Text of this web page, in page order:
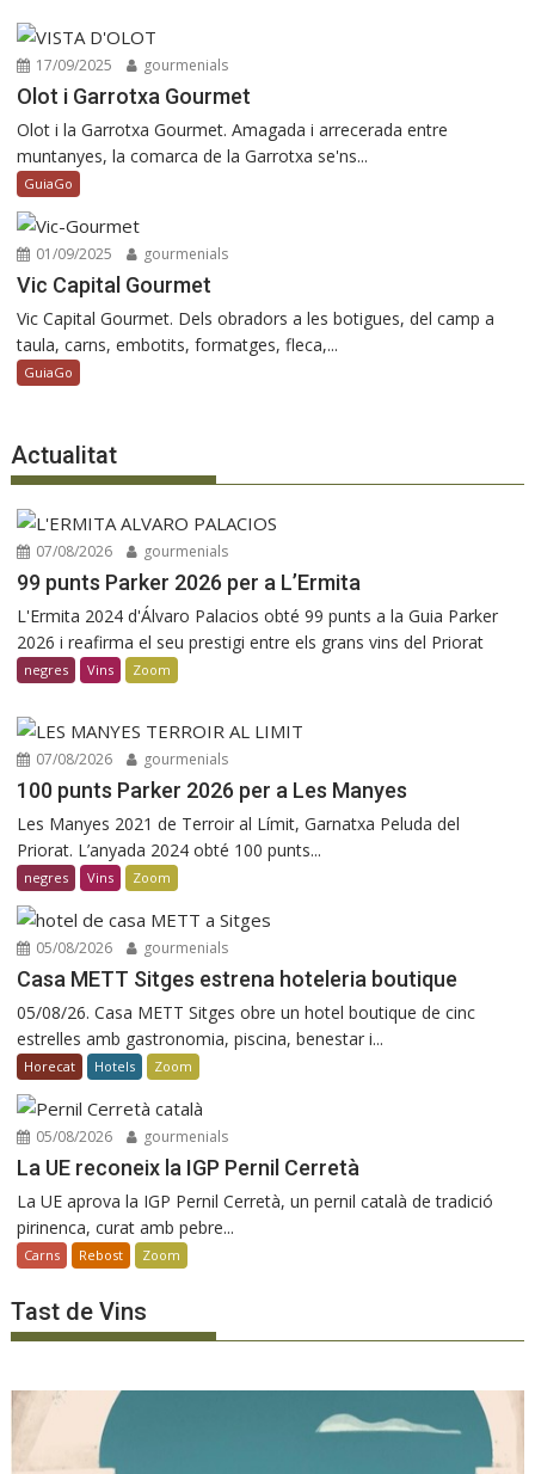
17/09/2025 gourmenials
Olot i Garrotxa Gourmet
Olot i la Garrotxa Gourmet. Amagada i arrecerada entre
muntanyes, la comarca de la Garrotxa se'ns...
GuiaGo
01/09/2025 gourmenials
Vic Capital Gourmet
Vic Capital Gourmet. Dels obradors a les botigues, del camp a
taula, carns, embotits, formatges, fleca,...
GuiaGo
Actualitat
07/08/2026 gourmenials
99 punts Parker 2026 per a L’Ermita
L'Ermita 2024 d'Álvaro Palacios obté 99 punts a la Guia Parker
2026 i reafirma el seu prestigi entre els grans vins del Priorat
negres Vins Zoom
07/08/2026 gourmenials
100 punts Parker 2026 per a Les Manyes
Les Manyes 2021 de Terroir al Límit, Garnatxa Peluda del
Priorat. L’anyada 2024 obté 100 punts...
negres Vins Zoom
05/08/2026 gourmenials
Casa METT Sitges estrena hoteleria boutique
05/08/26. Casa METT Sitges obre un hotel boutique de cinc
estrelles amb gastronomia, piscina, benestar i...
Horecat Hotels Zoom
05/08/2026 gourmenials
La UE reconeix la IGP Pernil Cerretà
La UE aprova la IGP Pernil Cerretà, un pernil català de tradició
pirinenca, curat amb pebre...
Carns Rebost Zoom
Tast de Vins